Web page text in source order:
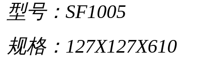
型号：SF1005
规格：127X127X610